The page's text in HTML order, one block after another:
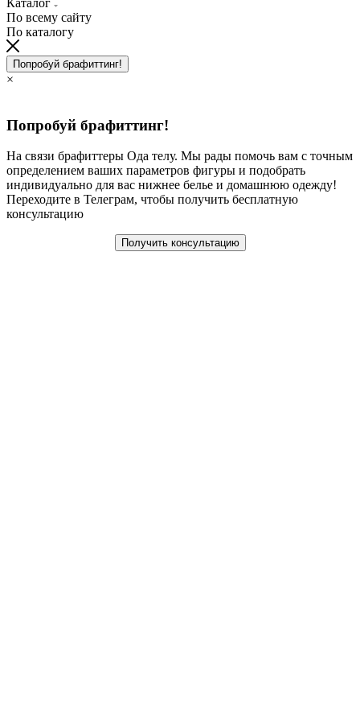
По всему сайту
По каталогу
Попробуй брафиттинг!
×
Попробуй брафиттинг!
На связи брафиттеры Ода телу. Мы рады помочь вам с точным
определением ваших параметров фигуры и подобрать
индивидуально для вас нижнее белье и домашнюю одежду!
Переходите в Телеграм, чтобы получить бесплатную
консультацию
Получить консультацию